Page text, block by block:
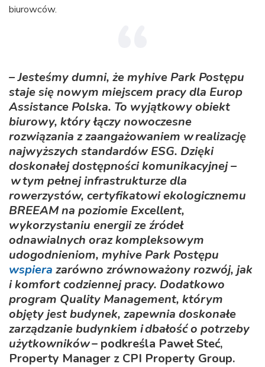
biurowców.
– Jesteśmy dumni, że myhive Park Postępu
staje się nowym miejscem pracy dla Europ
Assistance Polska. To wyjątkowy obiekt
biurowy, który łączy nowoczesne
rozwiązania z zaangażowaniem w realizację
najwyższych standardów ESG. Dzięki
doskonałej dostępności komunikacyjnej –
w tym pełnej infrastrukturze dla
rowerzystów, certyfikatowi ekologicznemu
BREEAM na poziomie Excellent,
wykorzystaniu energii ze źródeł
odnawialnych oraz kompleksowym
udogodnieniom, myhive Park Postępu
wspiera zarówno zrównoważony rozwój, jak
i komfort codziennej pracy. Dodatkowo
program Quality Management, którym
objęty jest budynek, zapewnia doskonałe
zarządzanie budynkiem i dbałość o potrzeby
użytkowników– podkreśla Paweł Steć,
Property Manager z CPI Property Group.